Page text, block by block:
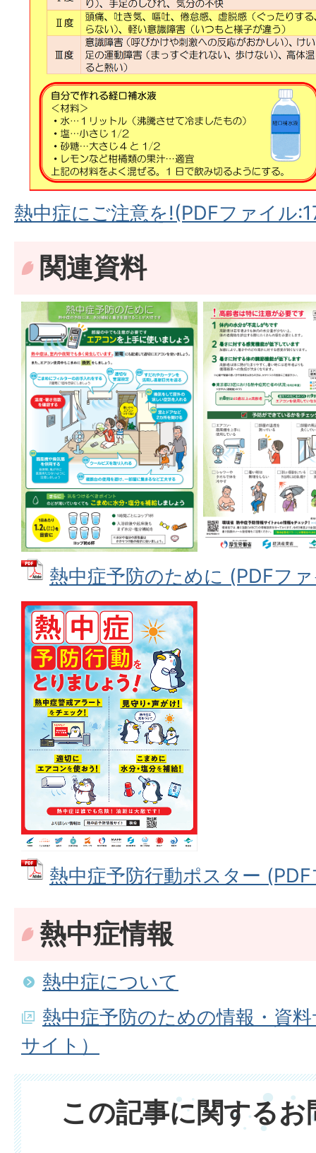
熱中症にご注意を!(PDFファイル
関連資料
熱中症予防のために (PDFフ
熱中症予防行動ポスター
熱中症情報
熱中症について
熱中症予防のための情報・資
サイト）
この記事に関する